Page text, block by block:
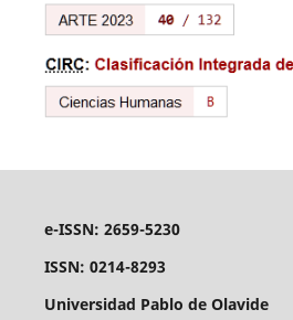
e-ISSN: 2659-5230
ISSN: 0214-8293
Universidad Pablo de Olavide